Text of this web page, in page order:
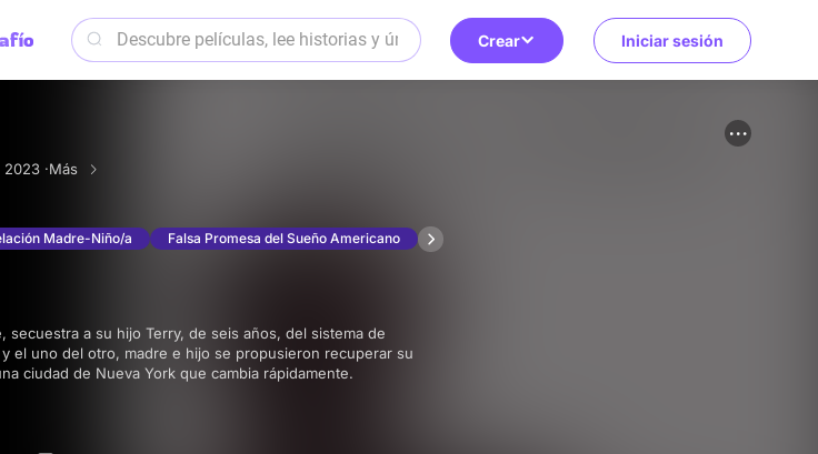
Crear Iniciar sesión
·Más
Madre-Niño/a Falsa Promesa del Sueño Americano
el uno del otro, madre e hijo se propusieron recuperar su
ciudad de Nueva York que cambia rápidamente.